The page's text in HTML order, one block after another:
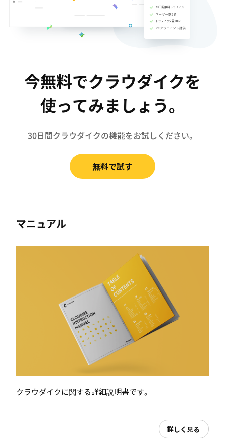
今無料でクラウダイクを
使ってみましょう。
30日間クラウダイクの機能をお試しください。
無料で試す
マニュアル
クラウダイクに関する詳細説明書です。
詳しく見る